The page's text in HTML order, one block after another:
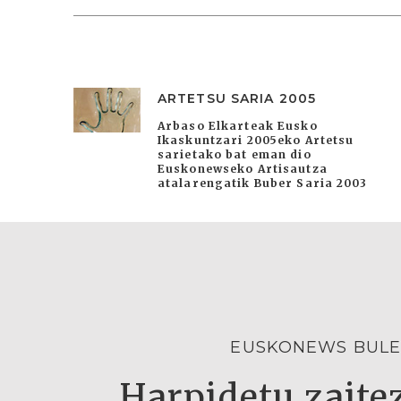
ARTETSU SARIA 2005
Arbaso Elkarteak Eusko
Ikaskuntzari 2005eko Artetsu
sarietako bat eman dio
Euskonewseko Artisautza
atalarengatik Buber Saria 2003
EUSKONEWS